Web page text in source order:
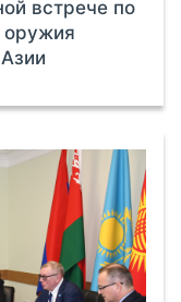
встрече по
оружия